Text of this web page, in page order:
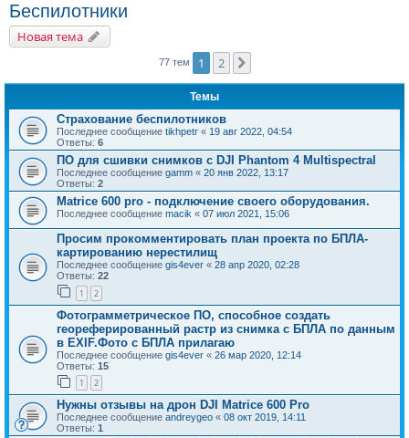
Беспилотники
Новая тема
77 тем 1 2
Темы
Страхование беспилотников
Последнее сообщение tikhpetr « 19 авг 2022, 04:54
Ответы: 6
ПО для сшивки снимков с DJI Phantom 4 Multispectral
Последнее сообщение gamm « 20 янв 2022, 13:17
Ответы: 2
Matrice 600 pro - подключение своего оборудования.
Последнее сообщение macik « 07 июл 2021, 15:06
Просим прокомментировать план проекта по БПЛА-
картированию нерестилищ
Последнее сообщение gis4ever « 28 апр 2020, 02:28
Ответы: 22
1 2
Фотограмметрическое ПО, способное создать
геореферированный растр из снимка с БПЛА по данным
в EXIF.Фото с БПЛА прилагаю
Последнее сообщение gis4ever « 26 мар 2020, 12:14
Ответы: 15
1 2
Нужны отзывы на дрон DJI Matrice 600 Pro
Последнее сообщение andreygeo « 08 окт 2019, 14:11
Ответы: 1